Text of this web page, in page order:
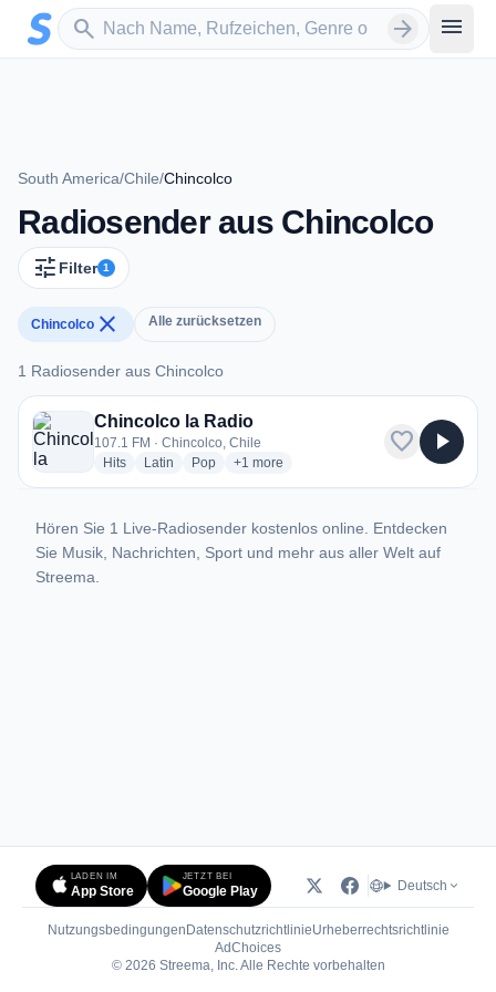
Zum Hauptinhalt springen
search
Sender suchen arrow_forward menu
South America/Chile/Chincolco
Radiosender aus Chincolco
tune Filter 1
Chincolco close Alle zurücksetzen
1 Radiosender aus Chincolco
1 Radiosender aus Chincolco
Chincolco la Radio
107.1 FM · Chincolco, Chile
Hitsradio stations
Latin radio stations
Popradio stations
+1 more genres for Chincolco la Radio
more
favorite play_arrow
Hören Sie 1 Live-Radiosender kostenlos online. Entdecken
Sie Musik, Nachrichten, Sport und mehr aus aller Welt auf
Streema.
LADEN IM
App Store
JETZT BEI
Google Play Deutsch
Nutzungsbedingungen DatenschutzrichtlinieUrheberrechtsrichtlinie
AdChoices(öffnet in neuem Tab)
© 2026 Streema, Inc. Alle Rechte vorbehalten